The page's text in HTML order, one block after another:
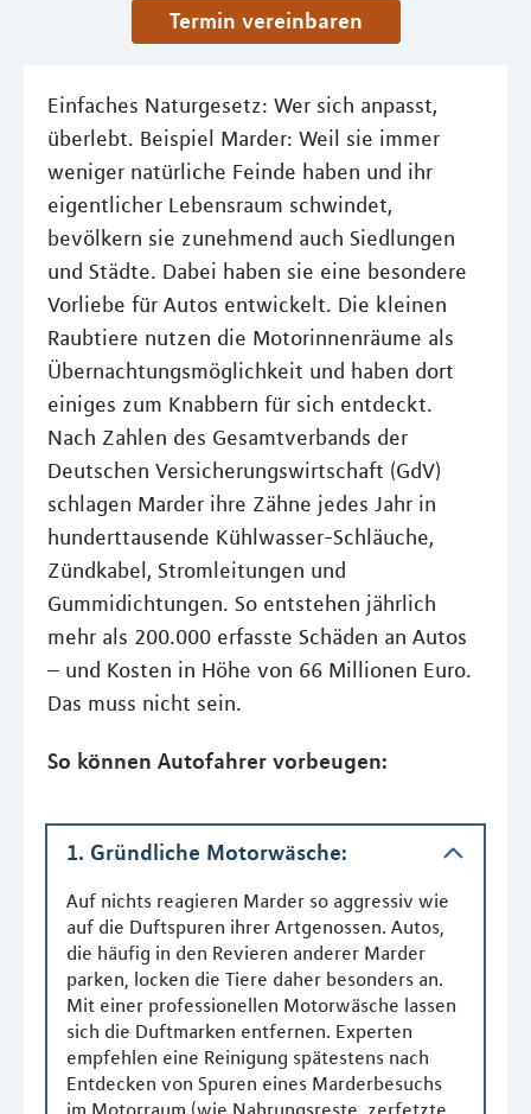
Termin vereinbaren
Einfaches Naturgesetz: Wer sich anpasst,
überlebt. Beispiel Marder: Weil sie immer
weniger natürliche Feinde haben und ihr
eigentlicher Lebensraum schwindet,
bevölkern sie zunehmend auch Siedlungen
und Städte. Dabei haben sie eine besondere
Vorliebe für Autos entwickelt. Die kleinen
Raubtiere nutzen die Motorinnenräume als
Übernachtungsmöglichkeit und haben dort
einiges zum Knabbern für sich entdeckt.
Nach Zahlen des Gesamtverbands der
Deutschen Versicherungswirtschaft (GdV)
schlagen Marder ihre Zähne jedes Jahr in
hunderttausende Kühlwasser-Schläuche,
Zündkabel, Stromleitungen und
Gummidichtungen. So entstehen jährlich
mehr als 200.000 erfasste Schäden an Autos
– und Kosten in Höhe von 66 Millionen Euro.
Das muss nicht sein.
So können Autofahrer vorbeugen:
1. Gründliche Motorwäsche:
Auf nichts reagieren Marder so aggressiv wie
auf die Duftspuren ihrer Artgenossen. Autos,
die häufig in den Revieren anderer Marder
parken, locken die Tiere daher besonders an.
Mit einer professionellen Motorwäsche lassen
sich die Duftmarken entfernen. Experten
empfehlen eine Reinigung spätestens nach
Entdecken von Spuren eines Marderbesuchs